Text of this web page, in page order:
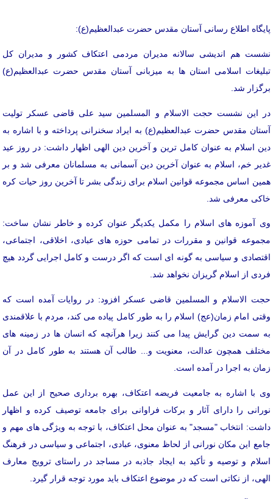
پایگاه اطلاع رسانی آستان مقدس حضرت عبدالعظیم(ع):
نشست هم اندیشی سالانه مدیران مردمی اعتکاف کشور و مدیران کل
تبلیغات اسلامی استان ها به میزبانی آستان مقدس حضرت عبدالعظیم(ع)
برگزار شد.
در این نشست حجت الاسلام و المسلمین سید علی قاضی عسکر تولیت
آستان مقدس حضرت عبدالعظیم(ع) به ایراد سخنرانی پرداخته و با اشاره به
دین اسلام به عنوان کامل ترین و آخرین دین الهی اظهار داشت: در روز عید
غدیر خم، اسلام به عنوان آخرین دین آسمانی به مسلمانان معرفی شد و بر
همین اساس مجموعه قوانین اسلام برای زندگی بشر تا آخرین روز حیات کره
خاکی معرفی شد.
وی آموزه های اسلام را مکمل یکدیگر عنوان کرده و خاطر نشان ساخت:
مجموعه قوانین و مقررات در تمامی حوزه های عبادی، اخلاقی، اجتماعی،
اقتصادی و سیاسی به گونه ای است که اگر درست و کامل اجرایی گردد هیچ
فردی از اسلام گریزان نخواهد شد.
حجت الاسلام و المسلمین قاضی عسکر افزود: در روایات آمده است که
وقتی امام زمان(عج) اسلام را به طور کامل پیاده می کند، مردم با علاقمندی
به سمت دین گرایش پیدا می کنند زیرا هرآنچه که انسان ها در زمینه های
مختلف همچون عدالت، معنویت و... طالب آن هستند به طور کامل در آن
زمان به اجرا در آمده است.
وی با اشاره به جامعیت فریضه اعتکاف، بهره برداری صحیح از این عمل
نورانی را دارای آثار و برکات فراوانی برای جامعه توصیف کرده و اظهار
داشت: انتخاب "مسجد" به عنوان محل اعتکاف، با توجه به ویژگی های مهم و
جامع این مکان نورانی از لحاظ معنوی، عبادی، اجتماعی و سیاسی در فرهنگ
اسلام و توصیه و تأکید به ایجاد جاذبه در مساجد در راستای ترویج معارف
الهی، از نکاتی است که در موضوع اعتکاف باید مورد توجه قرار گیرد.